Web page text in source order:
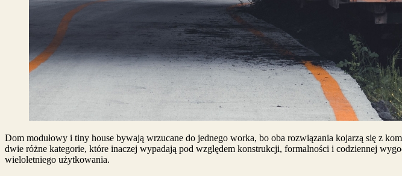
Dom modułowy i tiny house bywają wrzucane do jednego worka, bo oba rozwiązania kojarzą się z
dwie różne kategorie, które inaczej wypadają pod względem konstrukcji, formalności i codziennej
wieloletniego użytkowania.